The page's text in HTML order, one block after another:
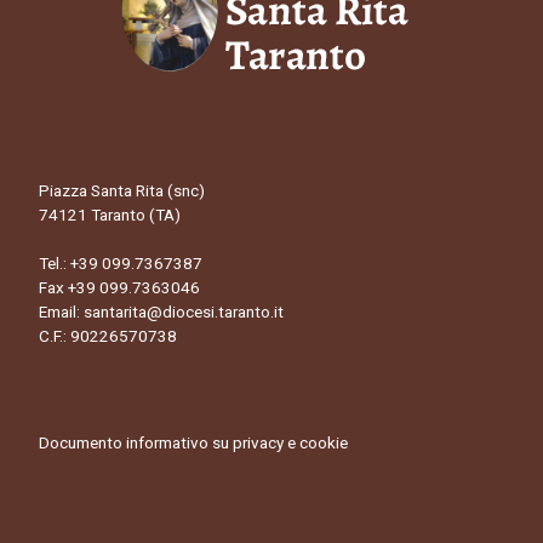
Piazza Santa Rita (snc)
74121 Taranto (TA)
Tel.: +39 099.7367387
Fax +39 099.7363046
Email: santarita@diocesi.taranto.it
C.F.: 90226570738
Documento informativo su privacy e cookie